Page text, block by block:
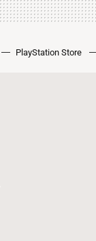
PlayStation Store